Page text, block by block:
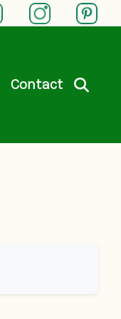
Contact